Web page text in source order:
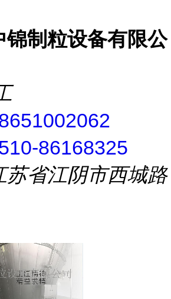
锦制粒设备有限公
86168325
苏省江阴市西城路